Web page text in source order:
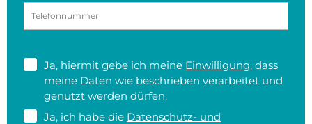
Ja, hiermit gebe ich meine Einwilligung, dass
meine Daten wie beschrieben verarbeitet und
genutzt werden dürfen.
Ja, ich habe die Datenschutz- und